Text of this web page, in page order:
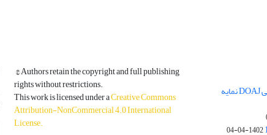
مجله فیزیک زمین و فضا در پایگاه بین المللی DOAJ نمایه
1402-04-04
© Authors retain the copyright and full publishing
rights without restrictions.
This work is licensed under aCreative Commons
Attribution-NonCommercial 4.0 International
License.